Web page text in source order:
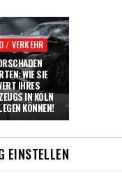
/ VERKEHR
WIE SIE
IHRES
IN KÖLN
KÖNNEN!
EINSTELLEN